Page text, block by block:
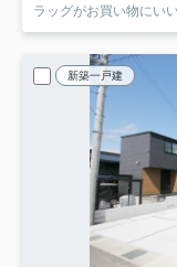
ラッグがお買い物にい
新築一戸建